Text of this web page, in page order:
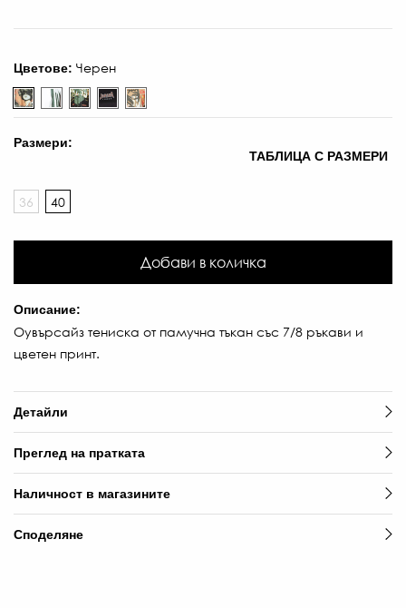
Цветове: Черен
Размери:
ТАБЛИЦА С РАЗМЕРИ
36 40
Добави в количка
Описание:
Оувърсайз тениска от памучна тъкан със 7/8 ръкави и
цветен принт.
Детайли
Преглед на пратката
Наличност в магазините
Споделяне